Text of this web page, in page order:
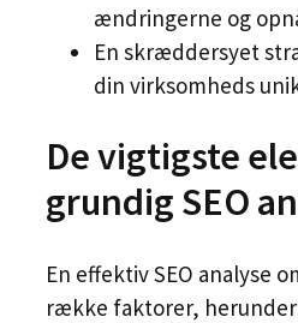
ændringerne og
En skræddersyet
din virksomheds
De vigtigste
grundig SEO
En effektiv SEO analyse
række faktorer,